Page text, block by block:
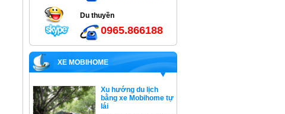
Du thuyền
0965.866188
XE MOBIHOME
Xu hướng du lịch
bằng xe Mobihome tự
lái